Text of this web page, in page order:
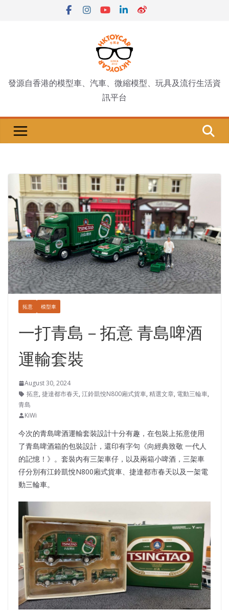
發源自香港的模型車、汽車、微縮模型、玩具及流行生活資
訊平台
拓意 模型車
一打青島－拓意 青島啤酒
運輸套裝
August 30, 2024
拓意, 捷達都市春天, 江鈴凱悅N800廂式貨車, 精選文章, 電動三輪車,
青島
KiWi
今次的青島啤酒運輸套裝設計十分有趣，在包裝上拓意使用
了青島啤酒箱的包裝設計，還印有字句《向經典致敬 一代人
的記憶！》。套裝內有三架車仔，以及兩箱小啤酒，三架車
仔分別有江鈴凱悅N800廂式貨車、捷達都市春天以及一架電
動三輪車。